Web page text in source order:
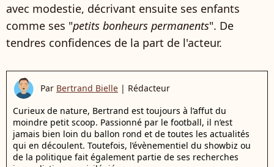
avec modestie, décrivant ensuite ses enfants
comme ses "petits bonheurs permanents". De
tendres confidences de la part de l'acteur.
Par Bertrand Bielle | Rédacteur
Curieux de nature, Bertrand est toujours à l’affut du
moindre petit scoop. Passionné par le football, il n’est
jamais bien loin du ballon rond et de toutes les actualités
qui en découlent. Toutefois, l’évènementiel du showbiz ou
de la politique fait également partie de ses recherches